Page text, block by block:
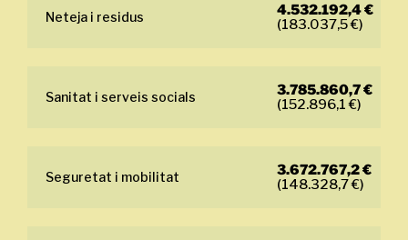
Neteja i residus
4.532.192,4 €
(183.037,5 €)
Sanitat i serveis socials
3.785.860,7 €
(152.896,1 €)
Seguretat i mobilitat
3.672.767,2 €
(148.328,7 €)